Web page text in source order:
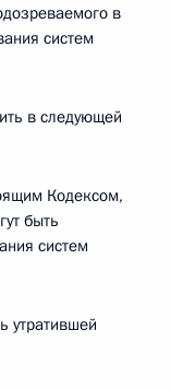
в
систем
в следующей
Кодексом,
быть
систем
утратившей